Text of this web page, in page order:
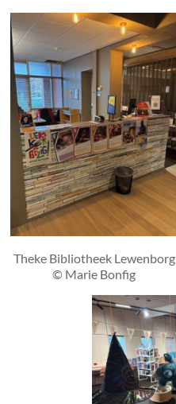
Theke Bibliotheek Lewenborg
© Marie Bonfig